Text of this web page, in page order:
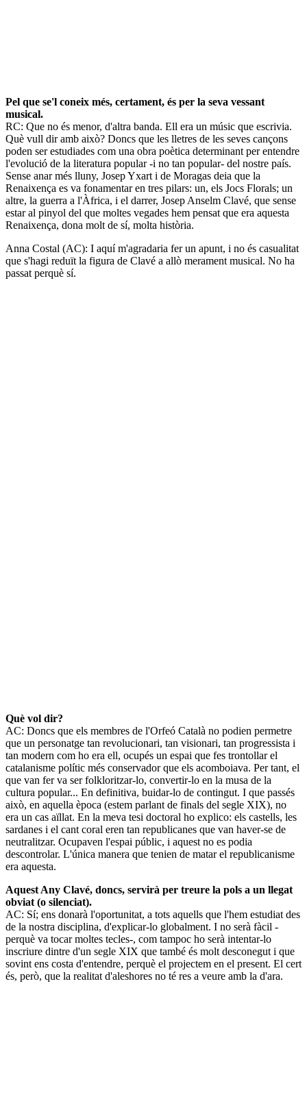
Pel que se'l coneix més, certament, és per la seva vessant
musical.
RC: Que no és menor, d'altra banda. Ell era un músic que escrivia.
Què vull dir amb això? Doncs que les lletres de les seves cançons
poden ser estudiades com una obra poètica determinant per entendre
l'evolució de la literatura popular -i no tan popular- del nostre país.
Sense anar més lluny, Josep Yxart i de Moragas deia que la
Renaixença es va fonamentar en tres pilars: un, els Jocs Florals; un
altre, la guerra a l'Àfrica, i el darrer, Josep Anselm Clavé, que sense
estar al pinyol del que moltes vegades hem pensat que era aquesta
Renaixença, dona molt de sí, molta història.
Anna Costal (AC): I aquí m'agradaria fer un apunt, i no és casualitat
que s'hagi reduït la figura de Clavé a allò merament musical. No ha
passat perquè sí.
Què vol dir?
AC: Doncs que els membres de l'Orfeó Català no podien permetre
que un personatge tan revolucionari, tan visionari, tan progressista i
tan modern com ho era ell, ocupés un espai que fes trontollar el
catalanisme polític més conservador que els acomboiava. Per tant, el
que van fer va ser folkloritzar-lo, convertir-lo en la musa de la
cultura popular... En definitiva, buidar-lo de contingut. I que passés
això, en aquella època (estem parlant de finals del segle XIX), no
era un cas aïllat. En la meva tesi doctoral ho explico: els castells, les
sardanes i el cant coral eren tan republicanes que van haver-se de
neutralitzar. Ocupaven l'espai públic, i aquest no es podia
descontrolar. L'única manera que tenien de matar el republicanisme
era aquesta.
Aquest Any Clavé, doncs, servirà per treure la pols a un llegat
obviat (o silenciat).
AC: Sí; ens donarà l'oportunitat, a tots aquells que l'hem estudiat des
de la nostra disciplina, d'explicar-lo globalment. I no serà fàcil -
perquè va tocar moltes tecles-, com tampoc ho serà intentar-lo
inscriure dintre d'un segle XIX que també és molt desconegut i que
sovint ens costa d'entendre, perquè el projectem en el present. El cert
és, però, que la realitat d'aleshores no té res a veure amb la d'ara.